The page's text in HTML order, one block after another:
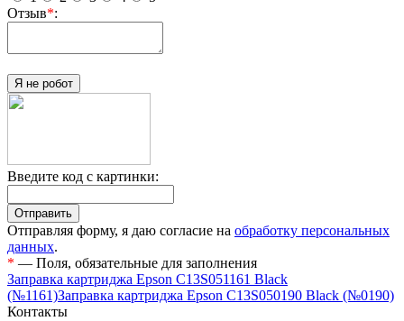
Отзыв*:
Я не робот
Введите код с картинки:
Отправляя форму, я даю согласие на обработку персональных
данных.
* — Поля, обязательные для заполнения
Заправка картриджа Epson C13S051161 Black
(№1161)Заправка картриджа Epson C13S050190 Black (№0190)
Контакты